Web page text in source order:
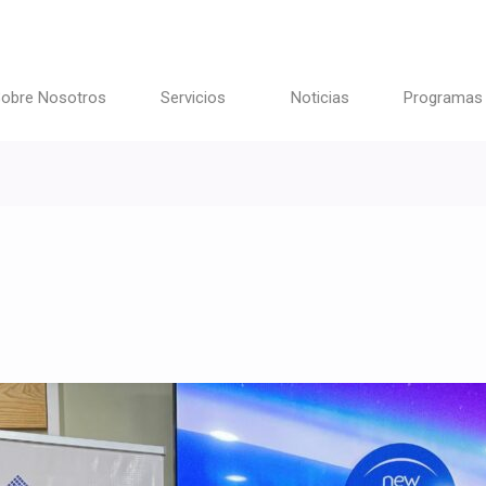
Nosotros Servicios Noticias